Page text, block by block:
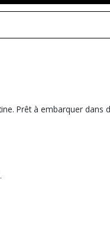
Prêt à embarquer dans